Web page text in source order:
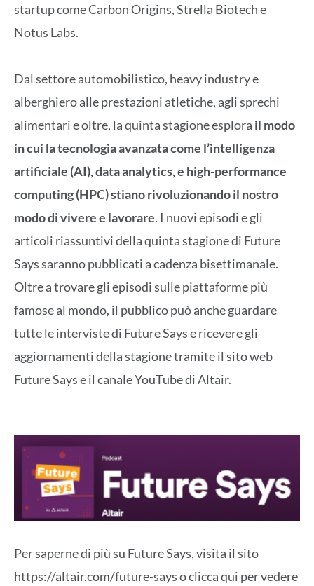
startup come Carbon Origins, Strella Biotech e
Notus Labs.
Dal settore automobilistico, heavy industry e
alberghiero alle prestazioni atletiche, agli sprechi
alimentari e oltre, la quinta stagione esplora il modo
in cui la tecnologia avanzata come l’intelligenza
artificiale (AI), data analytics, e high-performance
computing (HPC) stiano rivoluzionando il nostro
modo di vivere e lavorare. I nuovi episodi e gli
articoli riassuntivi della quinta stagione di Future
Says saranno pubblicati a cadenza bisettimanale.
Oltre a trovare gli episodi sulle piattaforme più
famose al mondo, il pubblico può anche guardare
tutte le interviste di Future Says e ricevere gli
aggiornamenti della stagione tramite il sito web
Future Says e il canale YouTube di Altair.
Per saperne di più su Future Says, visita il sito
https://altair.com/future-says o clicca qui per vedere